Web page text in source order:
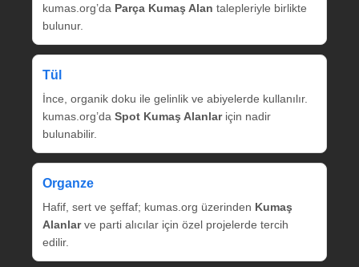
kumas.org’da Parça Kumaş Alan talepleriyle birlikte
bulunur.
Tül
İnce, organik doku ile gelinlik ve abiyelerde kullanılır.
kumas.org’da Spot Kumaş Alanlariçin nadir
bulunabilir.
Organze
Hafif, sert ve şeffaf; kumas.org üzerinden Kumaş
Alanlarve parti alıcılar için özel projelerde tercih
edilir.